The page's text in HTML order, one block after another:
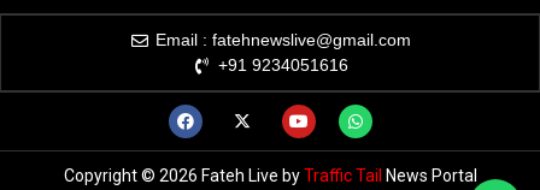
Email : fatehnewslive@gmail.com
+91 9234051616
Copyright © 2026 Fateh Live byTraffic Tail News Portal